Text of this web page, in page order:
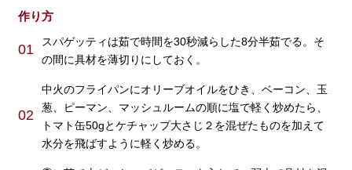
作り方
01
スパゲッティは茹で時間を30秒減らした8分半茹でる。そ
の間に具材を薄切りにしておく。
02
中火のフライパンにオリーブオイルをひき、ベーコン、玉
葱、ピーマン、マッシュルームの順に塩で軽く炒めたら、
トマト缶50gとケチャップ大さじ２を混ぜたものを加えて
水分を飛ばすように軽く炒める。